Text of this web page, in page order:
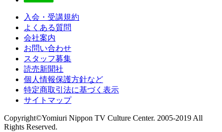
入会・受講規約
よくある質問
会社案内
お問い合わせ
スタッフ募集
読売新聞社
個人情報保護方針など
特定商取引法に基づく表示
サイトマップ
Copyright©Yomiuri Nippon TV Culture Center. 2005-2019 All
Rights Reserved.